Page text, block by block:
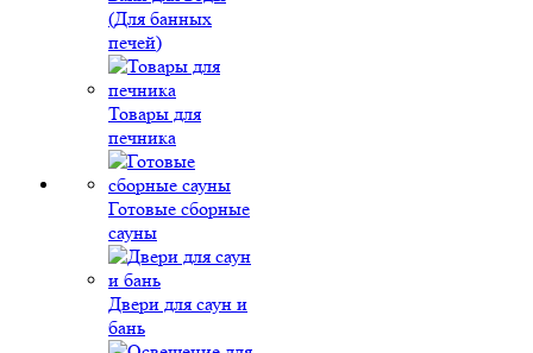
(Для банных
печей)
Товары для
печника
Готовые сборные
сауны
Двери для саун и
бань